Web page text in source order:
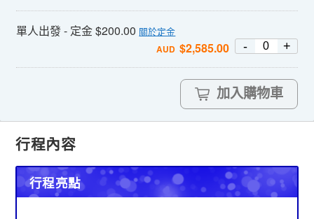
單人出發 - 定金 $200.00 關於定金
AUD $2,585.00 - +
加入購物車
行程內容
行程亮點